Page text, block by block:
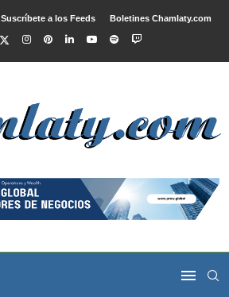
Suscríbete a los Feeds Boletines Chamlaty.com